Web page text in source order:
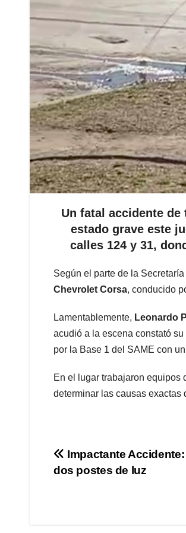
Un fatal accidente
estado grave este
calles 124 y 31,
Según el parte de la
Chevrolet Corsa, conducido
Lamentablemente, Leonardo
acudió a la escena constató
por la Base 1 del SAME con
En el lugar trabajaron
determinar las causas exactas
Navegación
Impactante
dos postes de luz